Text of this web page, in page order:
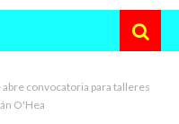
convocatoria para talleres
O'Hea